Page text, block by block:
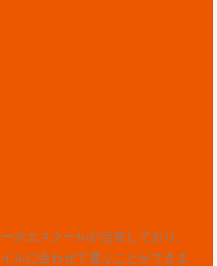
ボエスクールが点在しており、
ルに合わせて選ぶことができま